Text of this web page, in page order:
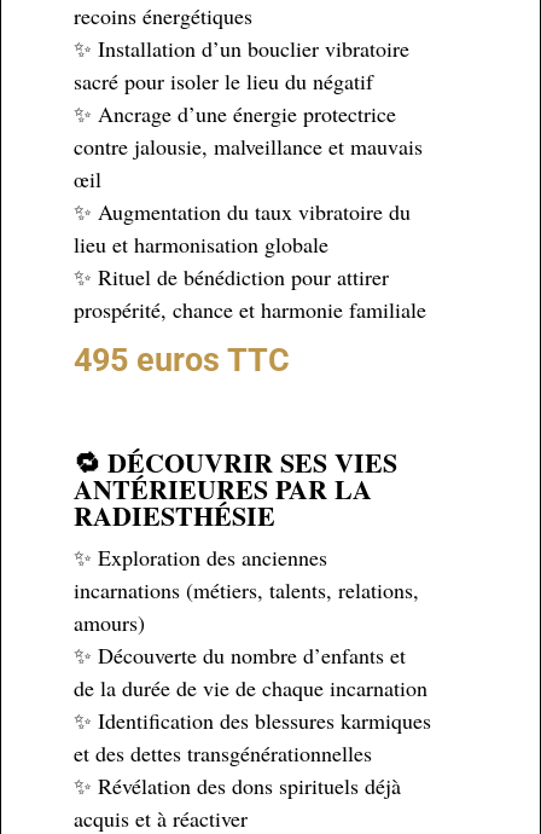
recoins énergétiques
✨ Installation d’un bouclier vibratoire
sacré pour isoler le lieu du négatif
✨ Ancrage d’une énergie protectrice
contre jalousie, malveillance et mauvais
œil
✨ Augmentation du taux vibratoire du
lieu et harmonisation globale
✨ Rituel de bénédiction pour attirer
prospérité, chance et harmonie familiale
495 euros TTC
🔁 DÉCOUVRIR SES VIES
ANTÉRIEURES PAR LA
RADIESTHÉSIE
✨ Exploration des anciennes
incarnations (métiers, talents, relations,
amours)
✨ Découverte du nombre d’enfants et
de la durée de vie de chaque incarnation
✨ Identification des blessures karmiques
et des dettes transgénérationnelles
✨ Révélation des dons spirituels déjà
acquis et à réactiver